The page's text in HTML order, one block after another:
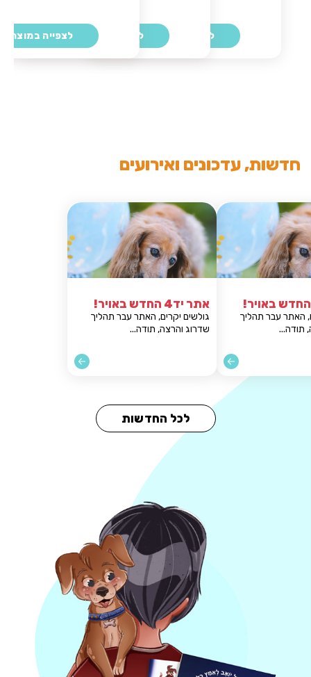
לצפייה במוצר לצפייה במוצר לצפייה במוצר
חדשות, עדכונים ואירועים
אתר יד4 החדש באויר!
גולשים יקרים, האתר עבר תהליך
שדרוג והרצה, תודה...
אתר יד4 החדש באויר!
גולשים יקרים, האתר עבר תהליך
לכל החדשות